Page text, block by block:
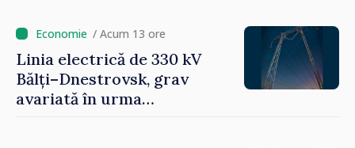
/ Acum 13 ore
Linia electrică de 330 kV
Bălți–Dnestrovsk, grav
avariată în urma